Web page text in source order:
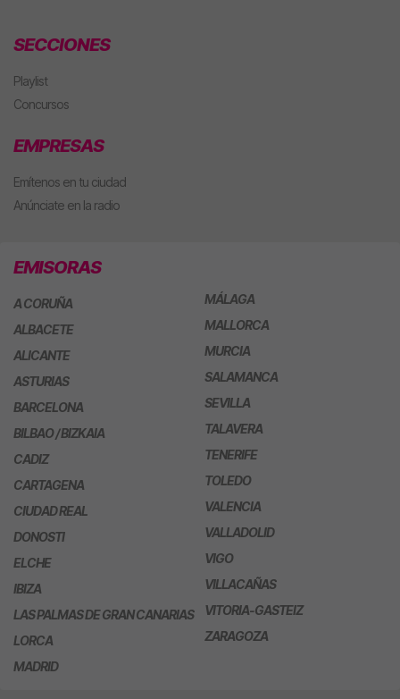
SECCIONES
Playlist
Concursos
EMPRESAS
Emítenos en tu ciudad
Anúnciate en la radio
EMISORAS
A CORUÑA
ALBACETE
ALICANTE
ASTURIAS
BARCELONA
BILBAO / BIZKAIA
CADIZ
CARTAGENA
CIUDAD REAL
DONOSTI
ELCHE
IBIZA
LAS PALMAS DE GRAN CANARIAS
LORCA
MADRID
MÁLAGA
MALLORCA
MURCIA
SALAMANCA
SEVILLA
TALAVERA
TENERIFE
TOLEDO
VALENCIA
VALLADOLID
VIGO
VILLACAÑAS
VITORIA-GASTEIZ
ZARAGOZA